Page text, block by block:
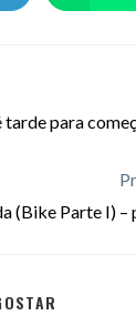
para
(Bike Parte I) –